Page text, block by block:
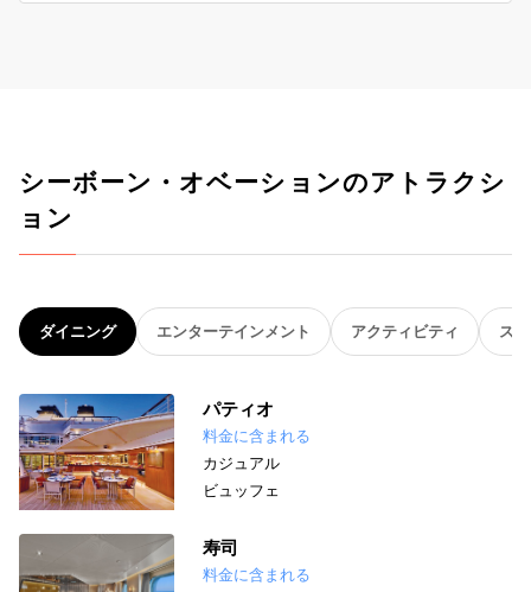
シーボーン・オベーションのアトラクシ
ョン
ダイニング エンターテインメント アクティビティ ス
パティオ
料金に含まれる
カジュアル
ビュッフェ
寿司
料金に含まれる